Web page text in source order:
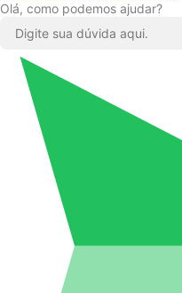
Olá, como podemos ajudar?